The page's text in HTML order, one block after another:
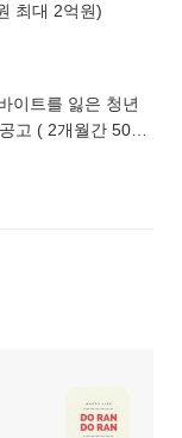
최대 2억원)
이트를 잃은 청년
고 ( 2개월간 50만